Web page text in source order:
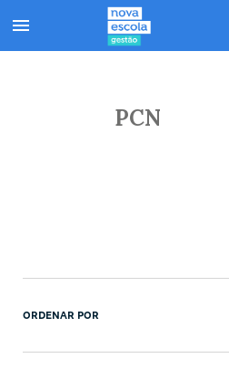
PCN
ORDENAR POR